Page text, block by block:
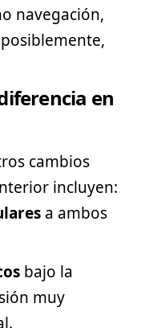
navegación,
en
cambios
incluyen:
a ambos
bajo la
muy